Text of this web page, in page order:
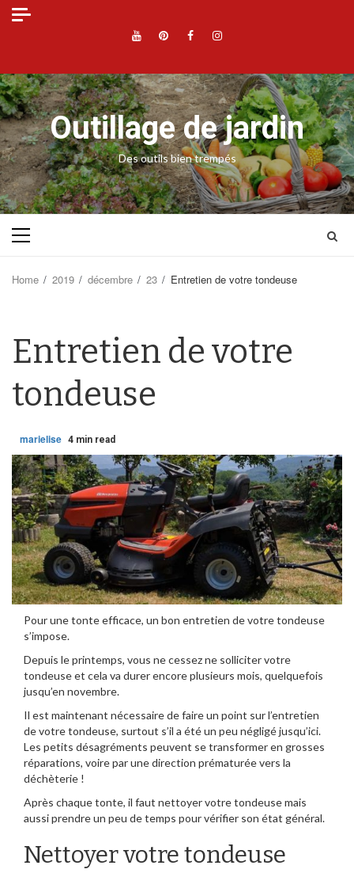
Skip
YouTube
Pinterest
Facebook
Instagram
Outillage de jardin
Des outils bien trempés
Primary
Home 2019 décembre 23 Entretien de votre tondeuse
Entretien de votre
tondeuse
marielise 4 min read
Pour une tonte efficace, un bon entretien de votre tondeuse
s’impose.
Depuis le printemps, vous ne cessez ne solliciter votre
tondeuse et cela va durer encore plusieurs mois, quelquefois
jusqu’en novembre.
Il est maintenant nécessaire de faire un point sur l’entretien
de votre tondeuse, surtout s’il a été un peu négligé jusqu’ici.
Les petits désagréments peuvent se transformer en grosses
réparations, voire par une direction prématurée vers la
déchèterie !
Après chaque tonte, il faut nettoyer votre tondeuse mais
aussi prendre un peu de temps pour vérifier son état général.
Nettoyer votre tondeuse